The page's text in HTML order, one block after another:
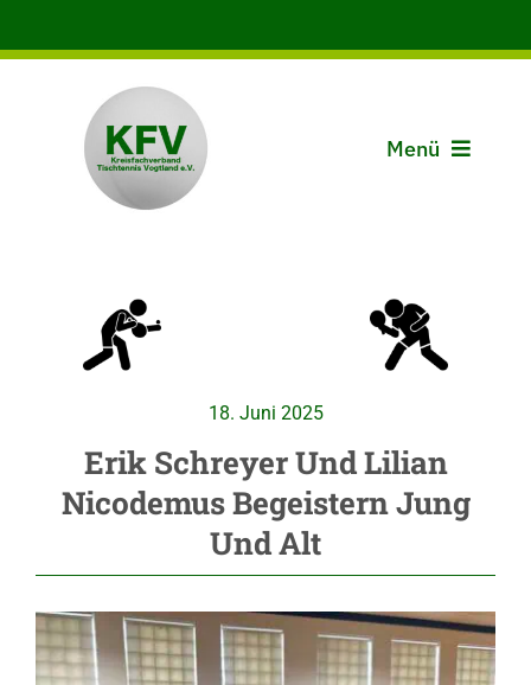
Inhalt
Menü
Spielbetrieb
18. Juni 2025
Erik Schreyer Und Lilian
Nicodemus Begeistern Jung
Und Alt